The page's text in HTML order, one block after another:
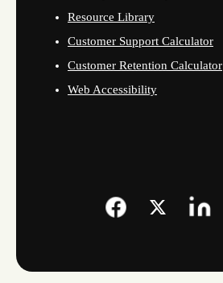
Resource Library
Customer Support Calculator
Customer Retention Calculator
Web Accessibility